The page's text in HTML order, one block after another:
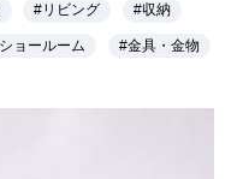
#リビング #収納
ョールーム #金具・金物